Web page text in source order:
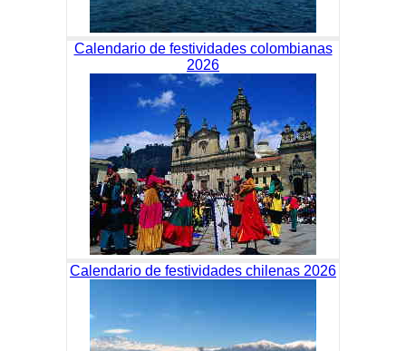
Calendario de festividades colombianas
2026
Calendario de festividades chilenas 2026